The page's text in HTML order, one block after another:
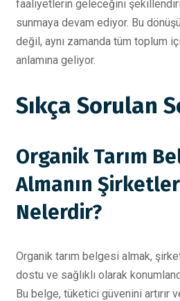
faaliyetlerin geleceğini
sunmaya devam ediyor. Bu
değil, aynı zamanda tüm toplum
anlamına geliyor.
Sıkça Sorulan
Organik Tarım
Almanın
Nelerdir?
Organik tarım belgesi almak,
dostu ve sağlıklı olarak
Bu belge, tüketici güvenini artırır